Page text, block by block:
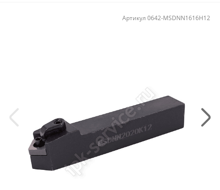
Артикул 0642-MSDNN1616H12